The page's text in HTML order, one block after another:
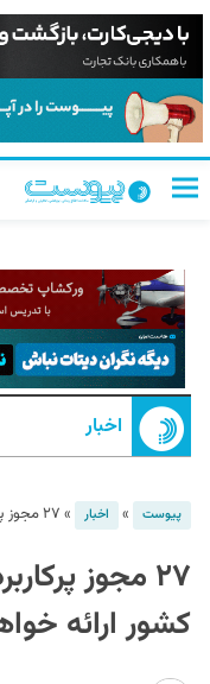
اخبار
پیوست » اخبار » ۲۷ مجوز پرکاربرد در پیشخوان مجوزهای کشور ارائه خواهد شد
۲۷ مجوز
کشور ارائه